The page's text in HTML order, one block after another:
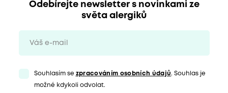
Odebírejte newsletter s novinkami ze
světa alergiků
Souhlasím se zpracováním osobních údajů. Souhlas je
možné kdykoli odvolat.